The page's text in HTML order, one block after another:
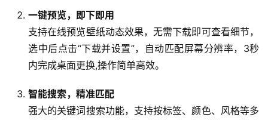
一键预览，即下即用
支持在线预览壁纸动态效果，无需下载即可查看细节，
选中后点击“下载并设置”，自动匹配屏幕分辨率，3秒
内完成桌面更换,操作简单高效。
智能搜索，精准匹配
强大的关键词搜索功能，支持按标签、颜色、风格等多